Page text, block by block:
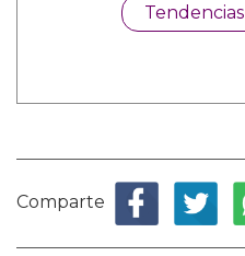
Tendencias
Comparte